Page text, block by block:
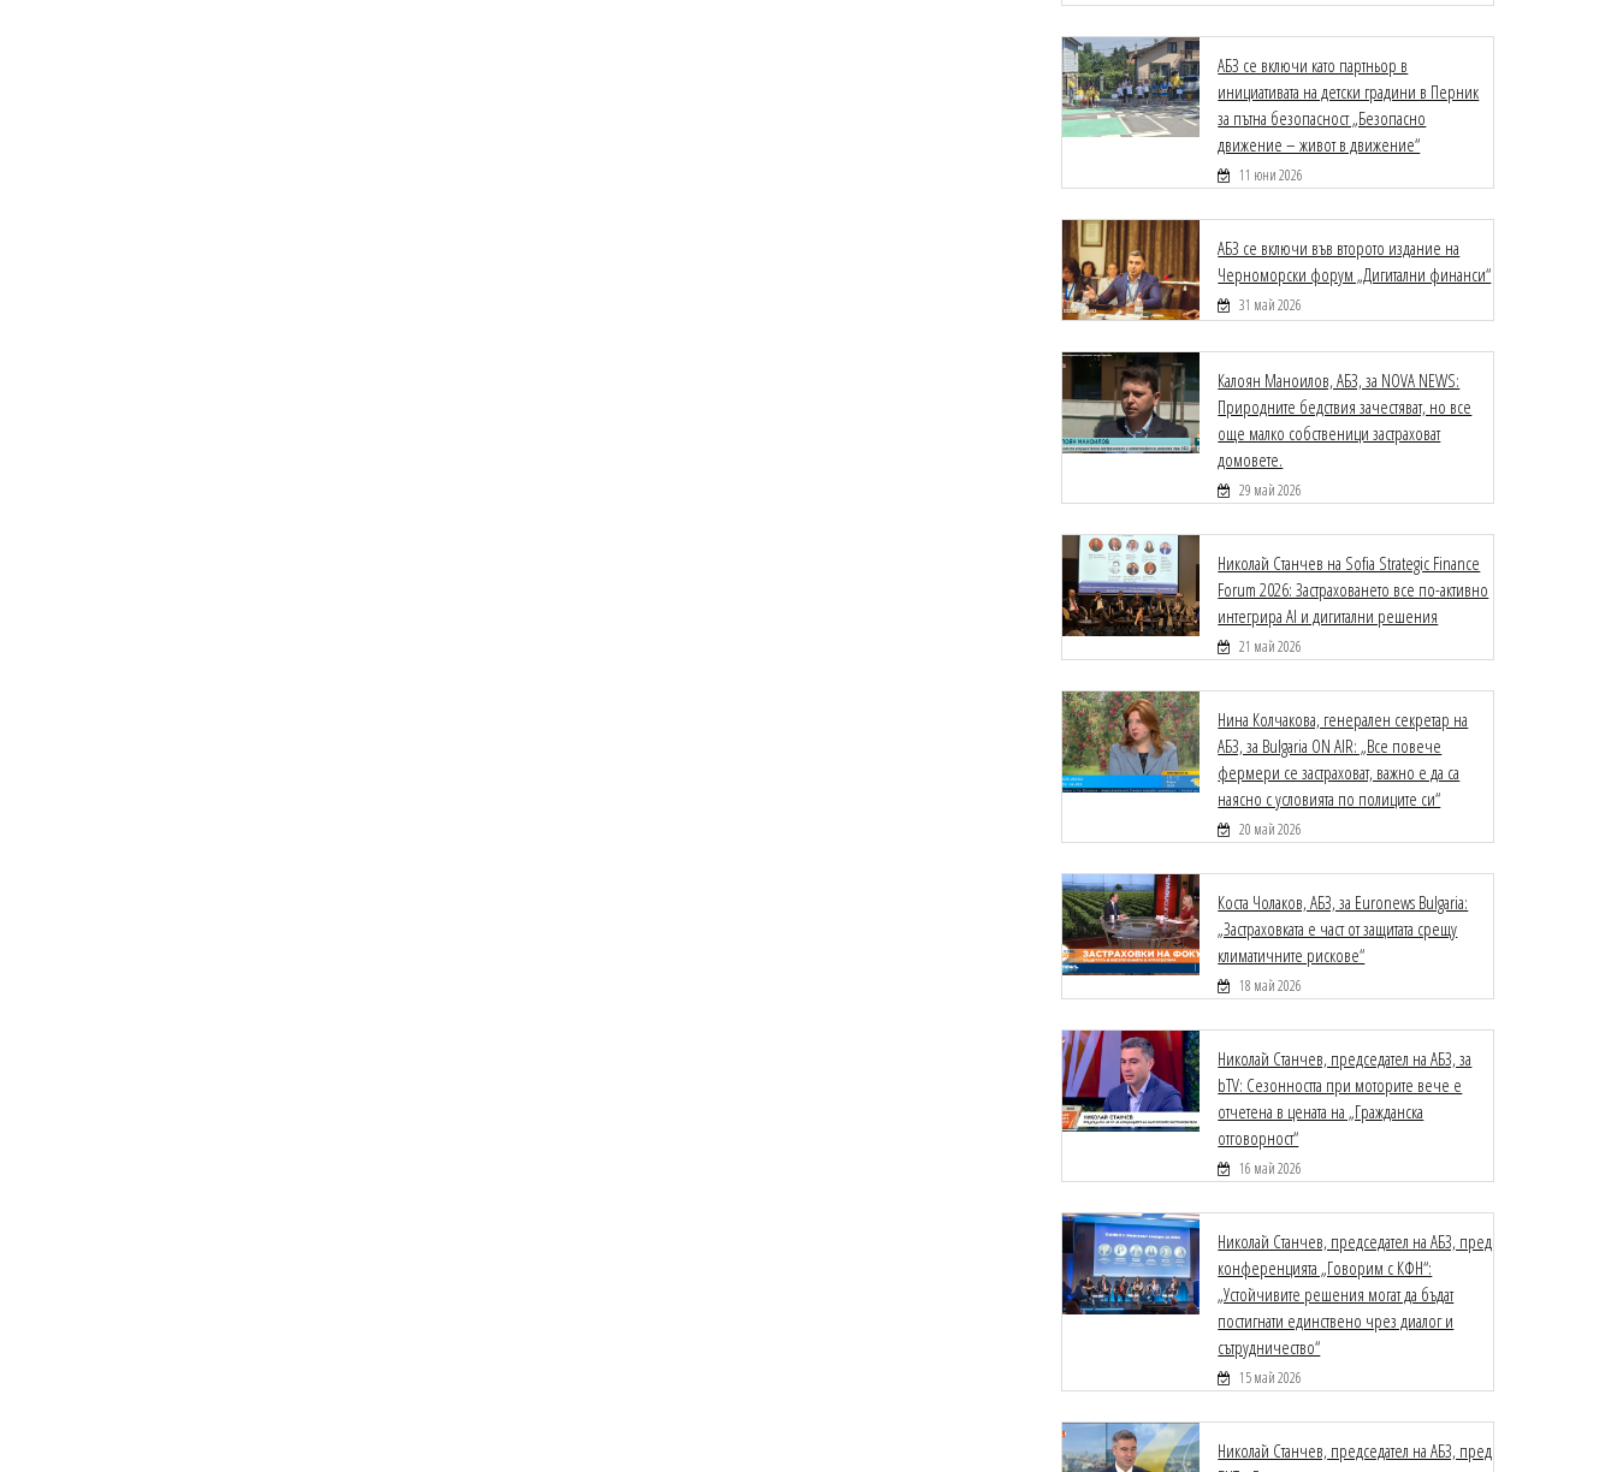
АБЗ се включи като партньор в
инициативата на детски градини в Перник
за пътна безопасност „Безопасно
движение – живот в движение“
11 юни 2026
АБЗ се включи във второто издание на
Черноморски форум „Дигитални финанси“
31 май 2026
Калоян Маноилов, АБЗ, за NOVA NEWS:
Природните бедствия зачестяват, но все
още малко собственици застраховат
домовете.
29 май 2026
Николай Станчев на Sofia Strategic Finance
Forum 2026: Застраховането все по-активно
интегрира AI и дигитални решения
21 май 2026
Нина Колчакова, генерален секретар на
АБЗ, за Bulgaria ON AIR: „Все повече
фермери се застраховат, важно е да са
наясно с условията по полиците си“
20 май 2026
Коста Чолаков, АБЗ, за Euronews Bulgaria:
„Застраховката е част от защитата срещу
климатичните рискове“
18 май 2026
Николай Станчев, председател на АБЗ, за
bTV: Сезонността при моторите вече е
отчетена в цената на „Гражданска
отговорност“
16 май 2026
Николай Станчев, председател на АБЗ, пред
конференцията „Говорим с КФН“:
„Устойчивите решения могат да бъдат
постигнати единствено чрез диалог и
сътрудничество“
15 май 2026
Николай Станчев, председател на АБЗ, пред